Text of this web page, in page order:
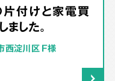
付けと家電買
ました。
西淀川区 F様